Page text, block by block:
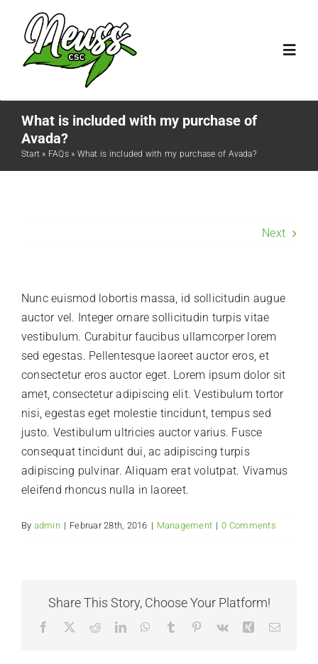
content
Team
Kontakt ↗
Community ↗
What is included with my purchase of
Avada?
Start » FAQs» What is included with my purchase of Avada?
Next
Nunc euismod lobortis massa, id sollicitudin augue
auctor vel. Integer ornare sollicitudin turpis vitae
vestibulum. Curabitur faucibus ullamcorper lorem
sed egestas. Pellentesque laoreet auctor eros, et
consectetur eros auctor eget. Lorem ipsum dolor sit
amet, consectetur adipiscing elit. Vestibulum tortor
nisi, egestas eget molestie tincidunt, tempus sed
justo. Vestibulum ultricies auctor varius. Fusce
consequat tincidunt dui, ac adipiscing turpis
adipiscing pulvinar. Aliquam erat volutpat. Vivamus
eleifend rhoncus nulla in laoreet.
By admin | Februar 28th, 2016 | Management | 0 Comments
Share This Story, Choose Your Platform!
Facebook RedditLinkedInWhatsApp
Tumblr Pinterest
Vk Xing Email